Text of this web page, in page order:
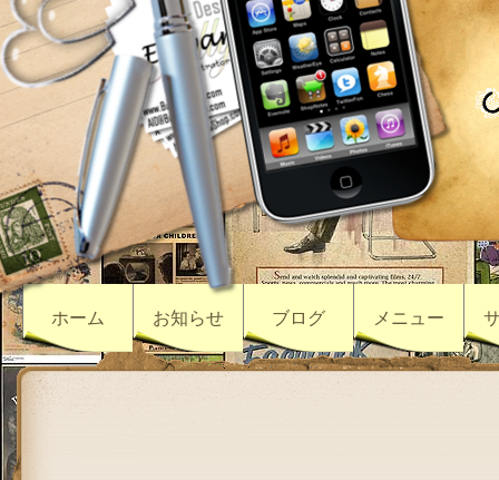
ホーム お知らせ ブログ メニュー